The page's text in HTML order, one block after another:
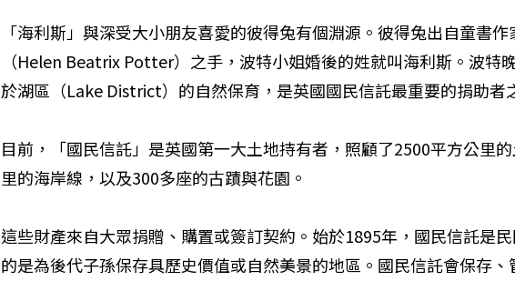
「海利斯」與深受大小朋友喜愛的彼得兔有個淵源。彼得兔出自童書
（Helen Beatrix Potter）之手，波特小姐婚後的姓就叫海利斯。波特
於湖區（Lake District）的自然保育，是英國國民信託最重要的捐助者
目前，「國民信託」是英國第一大土地持有者，照顧了2500平方公里
里的海岸線，以及300多座的古蹟與花園。
這些財產來自大眾捐贈、購置或簽訂契約。始於1895年，國民信託是
的是為後代子孫保存具歷史價值或自然美景的地區。國民信託會保存